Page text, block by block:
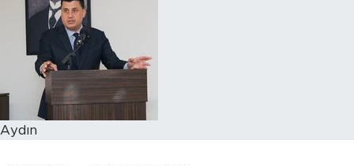
Aydın